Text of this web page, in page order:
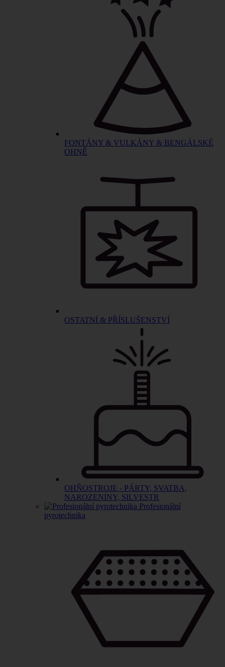
FONTÁNY & VULKÁNY & BENGÁLSKÉ
OHNĚ
OSTATNÍ & PŘÍSLUŠENSTVÍ
OHŇOSTROJE - PÁRTY, SVATBA,
NAROZENINY, SILVESTR
Profesionální
pyrotechnika